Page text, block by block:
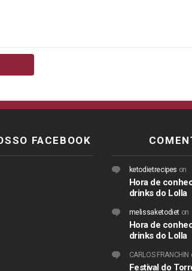
FACEBOOK
ketodietrecipes on
Hora de
drinks do Lolla
melissaketodiet on
Hora de
drinks do Lolla
CARLOS FRANCHIN
Festival do